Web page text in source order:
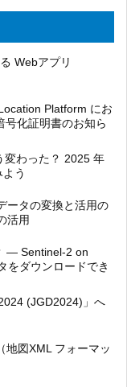
Webアプリ
Platform にお
号化証明書のお知ら
変わった？ 2025 年
う
ータの変換と活用の
活用
― Sentinel-2 on
をダウンロードでき
(JGD2024)」へ
地図XML フォーマッ